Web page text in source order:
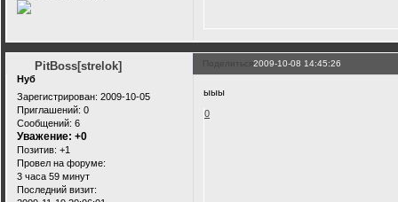
Поделиться2009-10-08 14:45:26
PitBoss[strelok]
Нуб
Зарегистрирован: 2009-10-05
Приглашений: 0
Сообщений: 6
Уважение: +0
Позитив: +1
Провел на форуме:
3 часа 59 минут
Последний визит:
ыыы
0